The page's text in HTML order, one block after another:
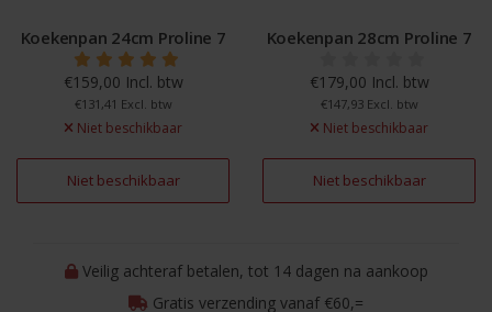
Koekenpan 24cm Proline 7
€159,00 Incl. btw
€131,41 Excl. btw
Niet beschikbaar
Niet beschikbaar
Koekenpan 28cm Proline 7
€179,00 Incl. btw
€147,93 Excl. btw
Niet beschikbaar
Niet beschikbaar
Veilig achteraf betalen, tot 14 dagen na aankoop
Gratis verzending vanaf €60,=